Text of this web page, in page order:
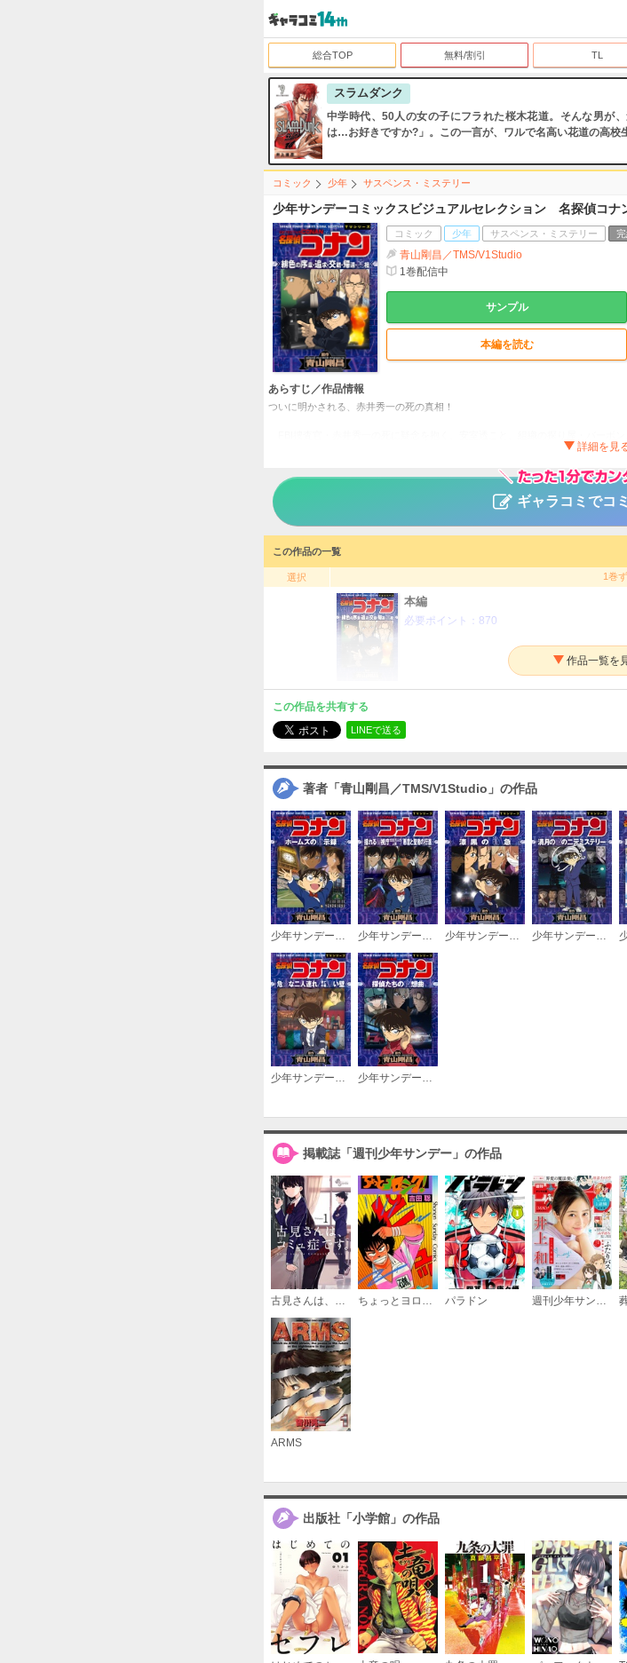
総合TOP 無料/割引 TL
スラムダンク
中学時代、50人の女の子にフラれた桜木花道。そんな男が
は…お好きですか?」。この一言が、ワルで名高い花道の高校
コミック 少年 サスペンス・ミステリー
少年サンデーコミックスビジュアルセレクション 名探偵コ
コミック 少年 サスペンス・ミステリー
青山剛昌／TMS/V1Studio
1巻配信中
サンプル
本編を読む
あらすじ／作品情報
ついに明かされる、赤井秀一の死の真相！
ころ、ジョディの小学校教師である友人が、事件の被害に遭ったと知らせが舞
秘密の核心に近づきつつある安室透と、秘密を守り抜こうとするコナン。物語
る時が近づく！
TVシリーズの超人気エピソード、第779～783話『緋色の序章・追求・交錯・
オマケ記事も収録。名場面の絵コンテ＆原画を蔵出し大公開!!
タイトル
作者
少年／サスペンス・ミステリー
週刊少年サンデー
ギャラコミでコ
この作品の一覧
選択 1巻
本編
必要ポイント： 870
この作品を共有する
LINEで送る
著者「青山剛昌／TMS/V1Studio」の作品
少年サンデーコミックスビジュアルセレクション 名探偵コナン ホームズの黙示録 少年サンデーコミックスビジュアルセレクション 名探偵コナン 揺れる警視庁 １２００万人の人質／悪意と聖者の行進 少年サンデーコミックスビジュアルセレクション 名探偵コナン 漆黒の特急（ミステリートレイン） 少年サンデーコミックスビジュアルセレクション 名探偵コナン 満月の夜の二元ミステリー
少年サンデーコミックスビジュアルセレクション 名探偵コナン 危険な二人連れ／死亡の館、赤い壁 少年サンデーコミックスビジュアルセレクション 名探偵コナン 探偵たちの夜想曲（ノクターン）
掲載誌「週刊少年サンデー」の作品
古見さんは、コミュ症です。 ちょっとヨロシク！ パラドン 週刊少年サンデー
ARMS
出版社「小学館」の作品